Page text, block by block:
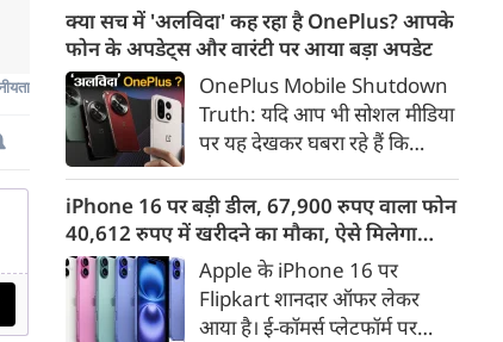
डिस्प्ले, 8,000mAh की बड़ी बैटरी
और Qualcomm Snapdragon
चिपसेट के साथ पेश किया है। फोन में
50MP का मेन कैमरा दिया गया है।
इसके अलावा Redmi Note 17 में
Corning Gorilla Glass 7i
प्रोटेक्शन, IP65 रेटिंग और मजबूत
चेसिस जैसे फीचर्स मिलते हैं।
क्या सच में 'अलविदा' कह रहा है OnePlus? आपके
फोन के अपडेट्स और वारंटी पर आया बड़ा अपडेट
OnePlus Mobile Shutdown
Truth: यदि आप भी सोशल मीडिया
पर यह देखकर घबरा रहे हैं कि
तो थोड़ा ठहरिए! टेक वर्ल्ड में किसी
समय 'फ्लैगशिप किलर' के नाम से
मशहूर इस ब्रांड को लेकर इंटरनेट पर
लगातार कयासबाजी का दौर जारी है।
iPhone 16 पर बड़ी डील, 67,900 रुपए वाला फोन
40,612 रुपए में खरीदने का मौका, ऐसे मिलेगा
डिस्काउंट
Apple के iPhone 16 पर
Flipkart शानदार ऑफर लेकर
आया है। ई-कॉमर्स प्लेटफॉर्म पर